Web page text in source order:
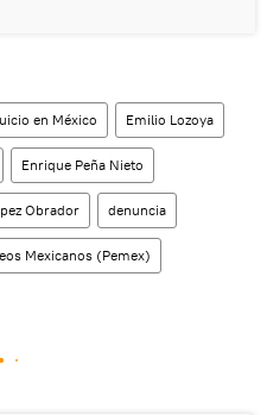
en México Emilio Lozoya
Enrique Peña Nieto
Obrador denuncia
Mexicanos (Pemex)